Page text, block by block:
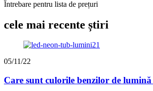
Întrebare pentru lista de prețuri
cele mai recente știri
05/11/22
Care sunt culorile benzilor de